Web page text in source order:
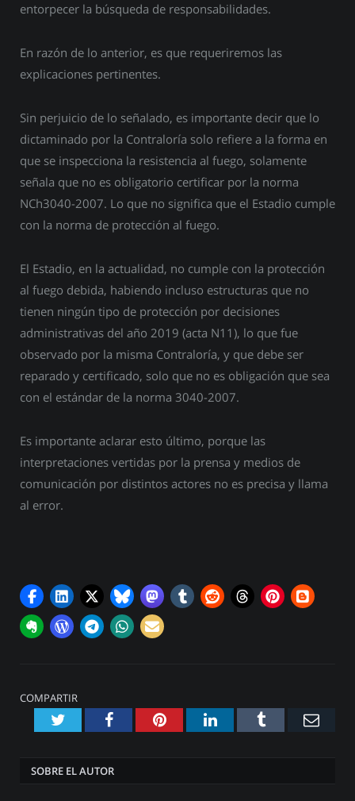
entorpecer la búsqueda de responsabilidades.
En razón de lo anterior, es que requeriremos las
explicaciones pertinentes.
Sin perjuicio de lo señalado, es importante decir que lo
dictaminado por la Contraloría solo refiere a la forma en
que se inspecciona la resistencia al fuego, solamente
señala que no es obligatorio certificar por la norma
NCh3040-2007. Lo que no significa que el Estadio cumple
con la norma de protección al fuego.
El Estadio, en la actualidad, no cumple con la protección
al fuego debida, habiendo incluso estructuras que no
tienen ningún tipo de protección por decisiones
administrativas del año 2019 (acta N11), lo que fue
observado por la misma Contraloría, y que debe ser
reparado y certificado, solo que no es obligación que sea
con el estándar de la norma 3040-2007.
Es importante aclarar esto último, porque las
interpretaciones vertidas por la prensa y medios de
comunicación por distintos actores no es precisa y llama
al error.
COMPARTIR
TwitterFacebookPinterestLinkedInTumblr
SOBRE EL AUTOR